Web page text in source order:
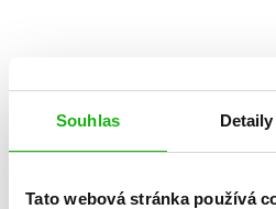
Souhlas Detaily
Tato webová stránka používá